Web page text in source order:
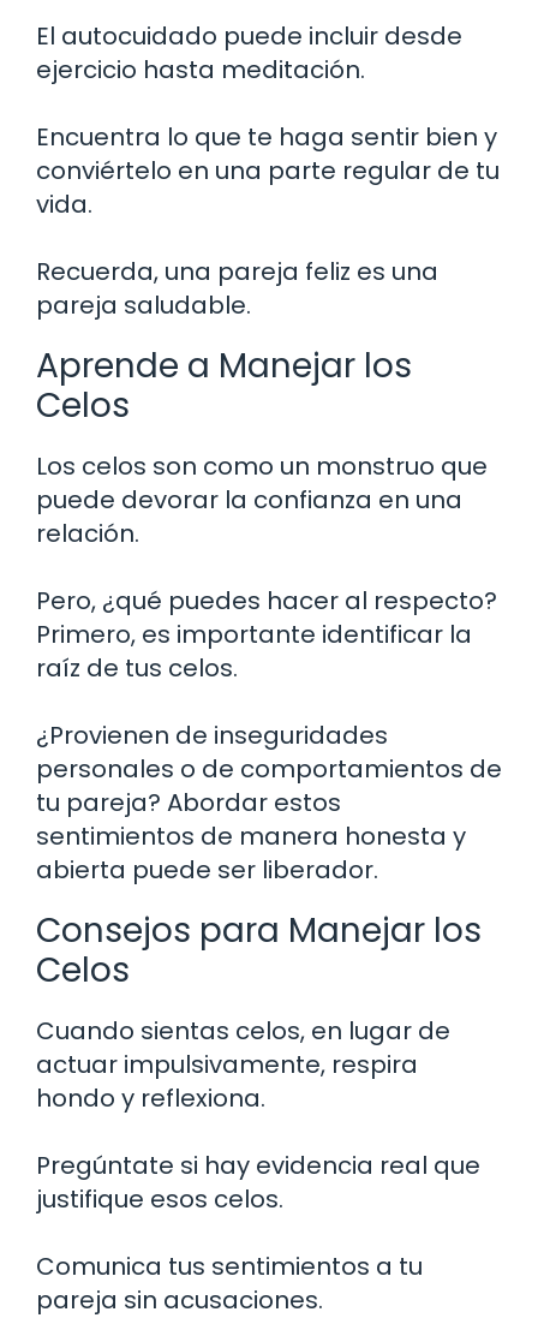
El autocuidado puede incluir desde
ejercicio hasta meditación.
Encuentra lo que te haga sentir bien y
conviértelo en una parte regular de tu
vida.
Recuerda, una pareja feliz es una
pareja saludable.
Aprende a Manejar los
Celos
Los celos son como un monstruo que
puede devorar la confianza en una
relación.
Pero, ¿qué puedes hacer al respecto?
Primero, es importante identificar la
raíz de tus celos.
¿Provienen de inseguridades
personales o de comportamientos de
tu pareja? Abordar estos
sentimientos de manera honesta y
abierta puede ser liberador.
Consejos para Manejar los
Celos
Cuando sientas celos, en lugar de
actuar impulsivamente, respira
hondo y reflexiona.
Pregúntate si hay evidencia real que
justifique esos celos.
Comunica tus sentimientos a tu
pareja sin acusaciones.